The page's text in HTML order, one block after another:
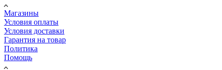
Магазины
Условия оплаты
Условия доставки
Гарантия на товар
Политика
Помощь